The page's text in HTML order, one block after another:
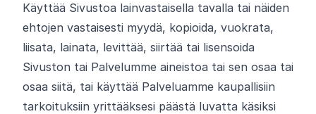
Käyttää Sivustoa lainvastaisella tavalla tai näiden
ehtojen vastaisesti myydä, kopioida, vuokrata,
liisata, lainata, levittää, siirtää tai lisensoida
Sivuston tai Palvelumme aineistoa tai sen osaa tai
osaa siitä, tai käyttää Palveluamme kaupallisiin
tarkoituksiin yrittääksesi päästä luvatta käsiksi